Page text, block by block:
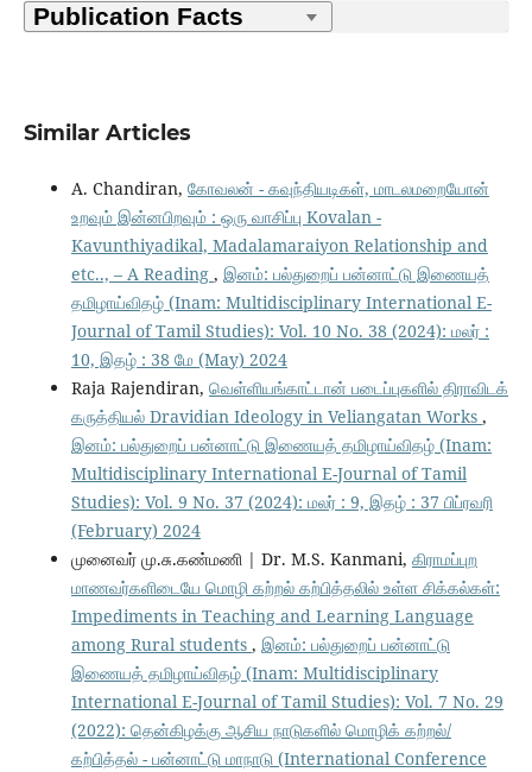
Similar Articles
A. Chandiran, கோவலன் - கவுந்தியடிகள், மாடலமறையோன்
உறவும் இன்னபிறவும் : ஒரு வாசிப்பு Kovalan -
Kavunthiyadikal, Madalamaraiyon Relationship and
etc.., – A Reading , இனம்: பல்துறைப் பன்னாட்டு இணையத்
தமிழாய்விதழ் (Inam: Multidisciplinary International E-
Journal of Tamil Studies): Vol. 10 No. 38 (2024): மலர் :
10, இதழ் : 38 மே (May) 2024
Raja Rajendiran, வெள்ளியங்காட்டான் படைப்புகளில் திராவிடக்
கருத்தியல் Dravidian Ideology in Veliangatan Works ,
இனம்: பல்துறைப் பன்னாட்டு இணையத் தமிழாய்விதழ் (Inam:
Multidisciplinary International E-Journal of Tamil
Studies): Vol. 9 No. 37 (2024): மலர் : 9, இதழ் : 37 பிப்ரவரி
(February) 2024
முனைவர் மு.சு.கண்மணி | Dr. M.S. Kanmani, கிராமப்புற
மாணவர்களிடையே மொழி கற்றல் கற்பித்தலில் உள்ள சிக்கல்கள்:
Impediments in Teaching and Learning Language
among Rural students , இனம்: பல்துறைப் பன்னாட்டு
இணையத் தமிழாய்விதழ் (Inam: Multidisciplinary
International E-Journal of Tamil Studies): Vol. 7 No. 29
(2022): தென்கிழக்கு ஆசிய நாடுகளில் மொழிக் கற்றல்/
கற்பித்தல் - பன்னாட்டு மாநாடு (International Conference